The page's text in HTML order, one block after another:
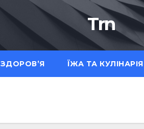
Trn
ЗДОРОВ’Я ЇЖА ТА КУЛІНАРІЯ